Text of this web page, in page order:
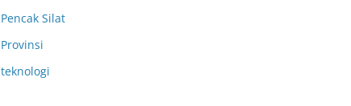
Pencak Silat
Provinsi
teknologi